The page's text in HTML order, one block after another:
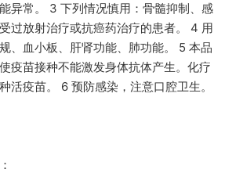
异常。 3 下列情况慎用：骨髓抑制、感
过放射治疗或抗癌药治疗的患者。 4 用
、血小板、肝肾功能、肺功能。 5 本品
疫苗接种不能激发身体抗体产生。化疗
活疫苗。 6 预防感染，注意口腔卫生。